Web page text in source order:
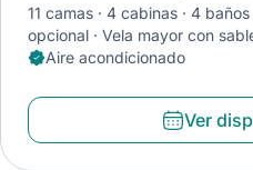
11 camas 4 cabinas 4 baños
opcional
Vela mayor con
Aire acondicionado
Ver